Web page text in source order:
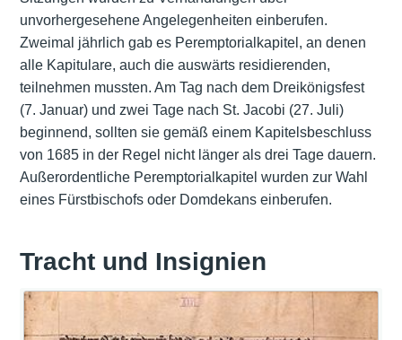
unvorhergesehene Angelegenheiten einberufen.
Zweimal jährlich gab es Peremptorialkapitel, an denen
alle Kapitulare, auch die auswärts residierenden,
teilnehmen mussten. Am Tag nach dem Dreikönigsfest
(7. Januar) und zwei Tage nach St. Jacobi (27. Juli)
beginnend, sollten sie gemäß einem Kapitelsbeschluss
von 1685 in der Regel nicht länger als drei Tage dauern.
Außerordentliche Peremptorialkapitel wurden zur Wahl
eines Fürstbischofs oder Domdekans einberufen.
Tracht und Insignien